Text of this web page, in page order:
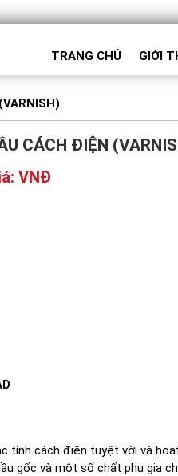
TRANG CHỦ GIỚI
CÁCH ĐIỆN
VNĐ
tính cách điện tuyệt vời và
gốc và một số chất phụ gia